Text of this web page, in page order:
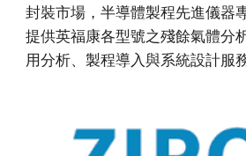
封裝市場，半導體製程先進儀器
提供英福康各型號之殘餘氣體分
用分析、製程導入與系統設計服